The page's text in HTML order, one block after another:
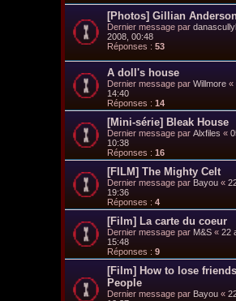
[Photos] Gillian
Dernier message par
2008, 00:48
Réponses : 53
A doll's house
Dernier message par Willmore «
14:40
Réponses : 14
[Mini-série] Bleak House
Dernier message par Alxfiles «
10:38
Réponses : 16
[FILM] The Mighty Celt
Dernier message par Bayou «
19:36
Réponses : 4
[Film] La carte du coeur
Dernier message par M&S « 22
15:48
Réponses : 9
[Film] How to lose
People
Dernier message par Bayou «